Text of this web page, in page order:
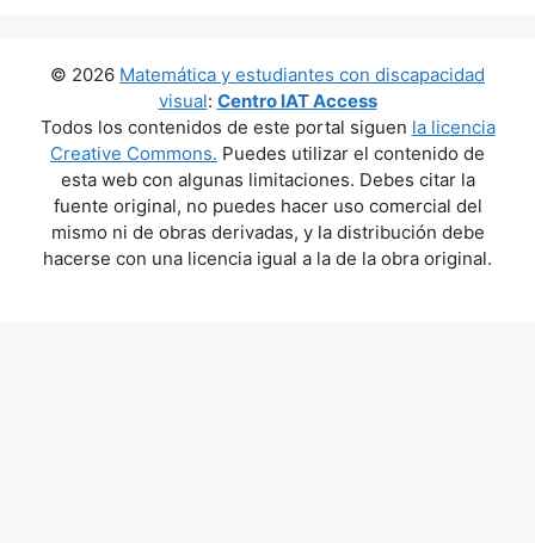
© 2026 Matemática y estudiantes con discapacidad
visual: Centro IAT Access
Todos los contenidos de este portal siguen la licencia
Creative Commons. Puedes utilizar el contenido de
esta web con algunas limitaciones. Debes citar la
fuente original, no puedes hacer uso comercial del
mismo ni de obras derivadas, y la distribución debe
hacerse con una licencia igual a la de la obra original.